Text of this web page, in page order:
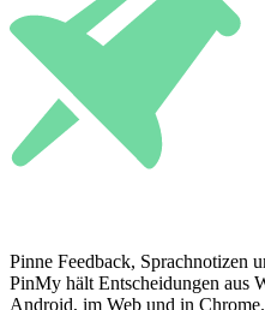
Pinne Feedback, Sprachnotizen
PinMy hält Entscheidungen aus
Android, im Web und in Chrome.